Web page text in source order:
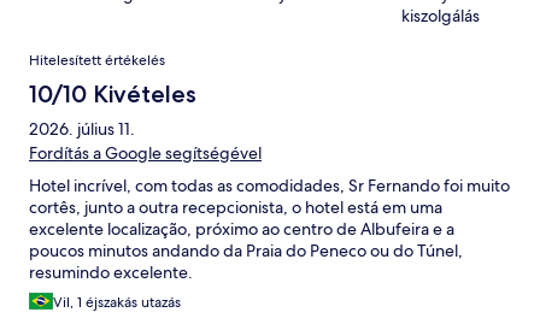
kiszolgálás
Értékelések
Hitelesített értékelés
10/10 Kivételes
2026. július 11.
Fordítás a Google segítségével
Hotel incrível, com todas as comodidades, Sr Fernando foi muito
cortês, junto a outra recepcionista, o hotel está em uma
excelente localização, próximo ao centro de Albufeira e a
poucos minutos andando da Praia do Peneco ou do Túnel,
resumindo excelente.
Vil, 1 éjszakás utazás